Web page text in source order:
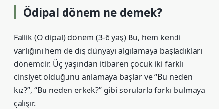
Ödipal dönem ne demek?
Fallik (Oidipal) dönem (3-6 yaş) Bu, hem kendi
varlığını hem de dış dünyayı algılamaya başladıkları
dönemdir. Üç yaşından itibaren çocuk iki farklı
cinsiyet olduğunu anlamaya başlar ve “Bu neden
kız?”, “Bu neden erkek?” gibi sorularla farkı bulmaya
çalışır.